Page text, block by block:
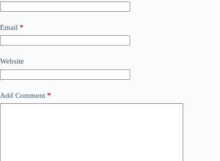
Email *
Website
Add Comment *